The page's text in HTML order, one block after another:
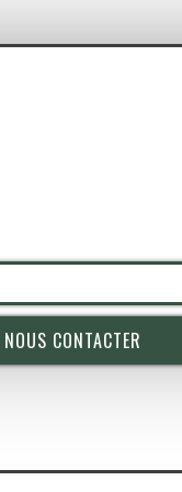
NOUS CONTACTER